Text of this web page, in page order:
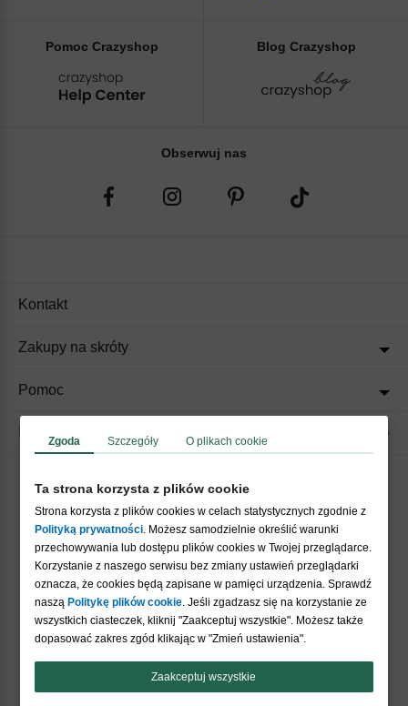
Pomoc Crazyshop Blog Crazyshop
Obserwuj nas
Akceptujemy płatności
Nasi partnerzy
Kontakt
Zakupy na skróty
Pomoc
Zgoda Szczegóły O plikach cookie
Ta strona korzysta z plików cookie
Strona korzysta z plików cookies w celach statystycznych zgodnie z
Polityką prywatności. Możesz samodzielnie określić warunki
przechowywania lub dostępu plików cookies w Twojej przeglądarce.
Korzystanie z naszego serwisu bez zmiany ustawień przeglądarki
oznacza, że cookies będą zapisane w pamięci urządzenia. Sprawdź
naszą Politykę plików cookie. Jeśli zgadzasz się na korzystanie ze
wszystkich ciasteczek, kliknij "Zaakceptuj wszystkie". Możesz także
dopasować zakres zgód klikając w "Zmień ustawienia".
Zaakceptuj wszystkie